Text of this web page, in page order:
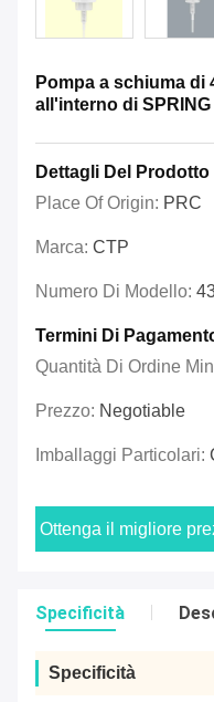
Pompa a schiuma di
all'interno di
Dettagli Del Prodotto
Place Of Origin: PRC
Marca: CTP
Numero Di Modello:
Termini Di
Quantità Di Ordine
Prezzo: Negotiable
Imballaggi Particolari:
Ottenga il migliore
Specificità
Specificità